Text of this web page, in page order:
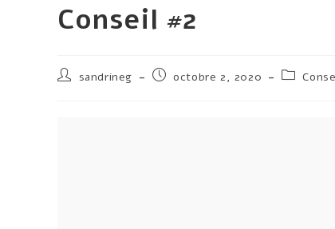
Conseil #2
sandrineg octobre 2, 2020